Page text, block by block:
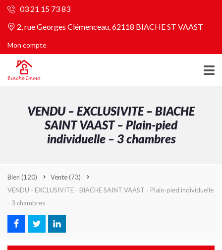
03 21 15 73 83
2, rue Georges Clémenceau, 62118 BIACHE ST VAAST
Mon compte
VENDU – EXCLUSIVITE – BIACHE
SAINT VAAST – Plain-pied
individuelle – 3 chambres
Bien (120) Vente(73)
VENDU - EXCLUSIVITE - BIACHE SAINT VAAST - Plain-pied individuelle
- 3 chambres